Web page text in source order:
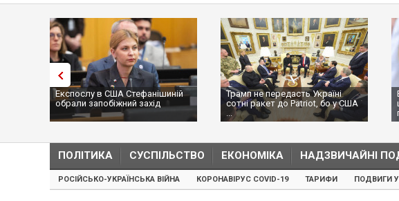
Експослу в США Стефанішиній
обрали запобіжний захід
Трамп не передасть Україні
сотні ракет до Patriot, бо у США
...
ПОЛІТИКА СУСПІЛЬСТВО ЕКОНОМІКА НАДЗВИЧАЙНІ
РОСІЙСЬКО-УКРАЇНСЬКА ВІЙНА КОРОНАВІРУС COVID-19 ТАРИФИ ПОДВИГИ